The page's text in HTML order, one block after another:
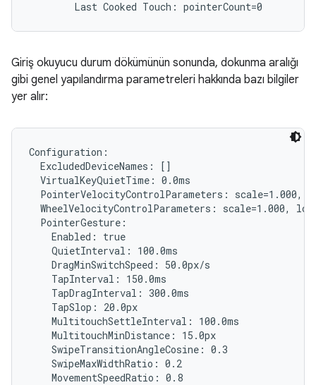
Giriş okuyucu durum dökümünün sonunda, dokunma aralığı
gibi genel yapılandırma parametreleri hakkında bazı bilgiler
yer alır:
Configuration:
  ExcludedDeviceNames: []
  VirtualKeyQuietTime: 0.0ms
PointerVelocityControlParameters: scale=1.000,
WheelVelocityControlParameters: scale=1.000,
  PointerGesture:
    Enabled: true
    QuietInterval: 100.0ms
    DragMinSwitchSpeed: 50.0px/s
    TapInterval: 150.0ms
    TapDragInterval: 300.0ms
    TapSlop: 20.0px
    MultitouchSettleInterval: 100.0ms
    MultitouchMinDistance: 15.0px
    SwipeTransitionAngleCosine: 0.3
    SwipeMaxWidthRatio: 0.2
    MovementSpeedRatio: 0.8